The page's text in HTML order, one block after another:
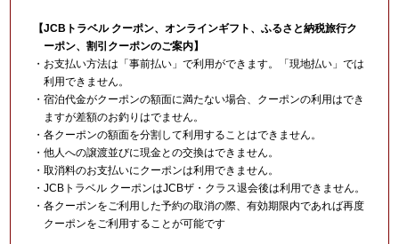
【JCBトラベル クーポン、オンラインギフト、ふるさと納税旅行ク
ーポン、割引クーポンのご案内】
・お支払い方法は「事前払い」で利用ができます。「現地払い」では
利用できません。
・宿泊代金がクーポンの額面に満たない場合、クーポンの利用はでき
ますが差額のお釣りはでません。
・各クーポンの額面を分割して利用することはできません。
・他人への譲渡並びに現金との交換はできません。
・取消料のお支払いにクーポンは利用できません。
・JCBトラベル クーポンはJCBザ・クラス退会後は利用できません。
・各クーポンをご利用した予約の取消の際、有効期限内であれば再度
クーポンをご利用することが可能です